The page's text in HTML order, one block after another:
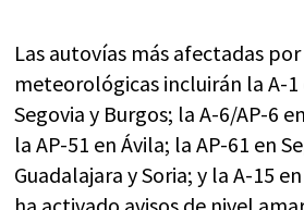
Las autovías más afectadas
meteorológicas incluirán la A-1
Segovia y Burgos; la A-6/AP-6
la AP-51 en Ávila; la AP-61 en
Guadalajara y Soria; y la A-15